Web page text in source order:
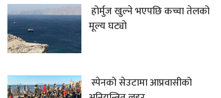
होर्मुज खुल्ने भएपछि कच्चा तेलको
मूल्य घट्यो
स्पेनको सेउटामा आप्रवासीको